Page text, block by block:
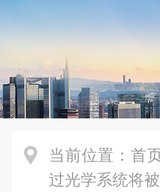
当前位置： 首
过光学系统将